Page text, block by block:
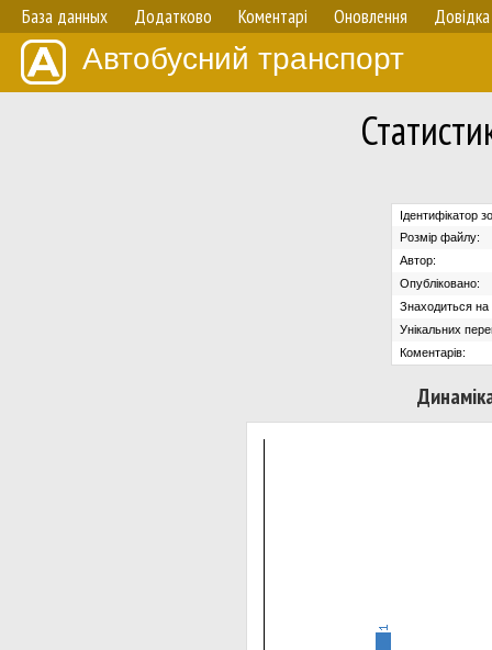
База данных Додатково Коментарі Оновлення Довідка
Автобусний транспорт
Ідентифікатор
Розмір файлу:
Автор:
Опубліковано:
Знаходиться на
Унікальних
Коментарів: